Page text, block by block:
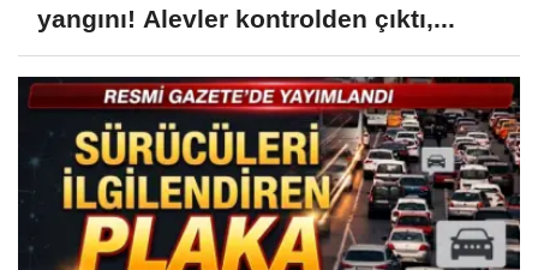
yangını! Alevler kontrolden çıktı,...